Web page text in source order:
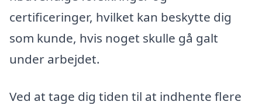
certificeringer, hvilket kan beskytte dig
som kunde, hvis noget skulle gå galt
under arbejdet.
Ved at tage dig tiden til at indhente flere